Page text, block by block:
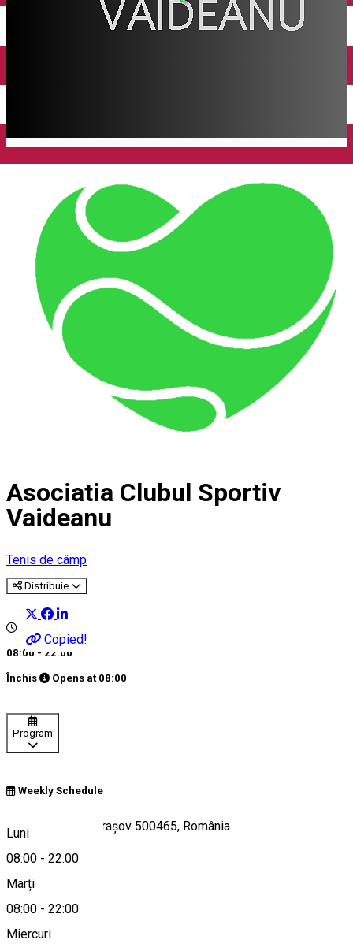
Asociatia Clubul Sportiv
Vaideanu
Tenis de câmp
Distribuie
Copied!
08:00 - 22:00
Închis Opens at 08:00
Program
Weekly Schedule
Luni
08:00 - 22:00
Marți
08:00 - 22:00
Miercuri
Strada Lânii 74, Brașov 500465, România
Hartă